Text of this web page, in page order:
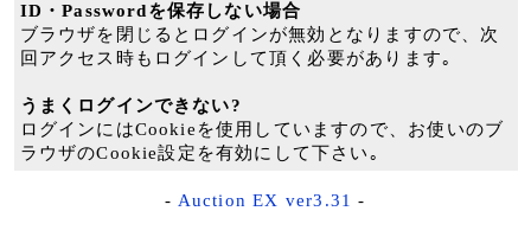
ID・Passwordを保存しない場合
ブラウザを閉じるとログインが無効となりますので、次
回アクセス時もログインして頂く必要があります｡
うまくログインできない?
ログインにはCookieを使用していますので、お使いのブ
ラウザのCookie設定を有効にして下さい｡
- Auction EX ver3.31 -